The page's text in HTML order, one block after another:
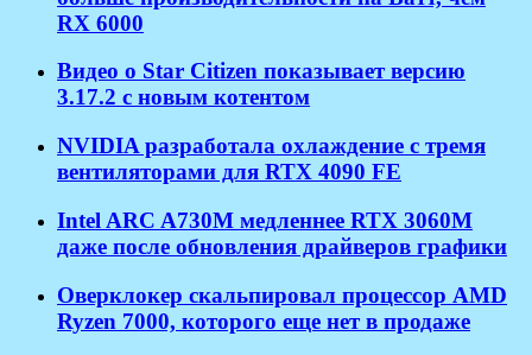
RX 6000
Видео о Star Citizen показывает версию
3.17.2 с новым котентом
NVIDIA разработала охлаждение с тремя
вентиляторами для RTX 4090 FE
Intel ARC A730M медленнее RTX 3060M
даже после обновления драйверов графики
Оверклокер скальпировал процессор AMD
Ryzen 7000, которого еще нет в продаже